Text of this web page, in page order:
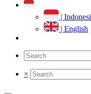
|
| English
×